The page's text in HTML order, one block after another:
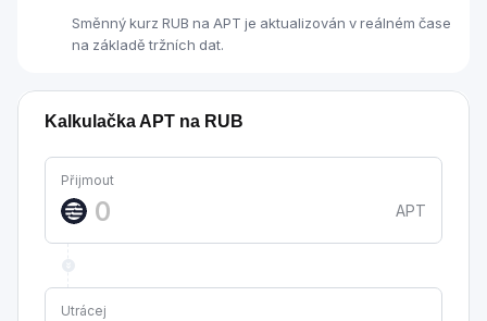
Směnný kurz RUB na APT je aktualizován v reálném čase
na základě tržních dat.
Kalkulačka APT na RUB
Přijmout
APT
Utrácej